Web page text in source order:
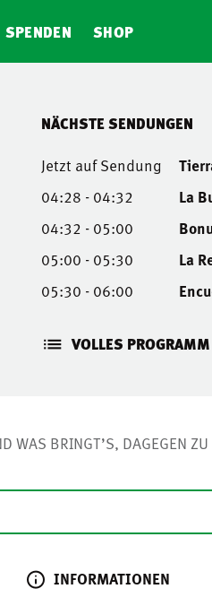
SPENDEN SHOP
NÄCHSTE SENDUNGEN
Jetzt auf Sendung
04:28 - 04:32
La
04:32 - 05:00
05:00 - 05:30
La
05:30 - 06:00
VOLLES PROGRAMM
WAS BRINGT’S, DAGEGEN
INFORMATIONEN